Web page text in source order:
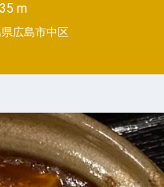
m
広島市中区